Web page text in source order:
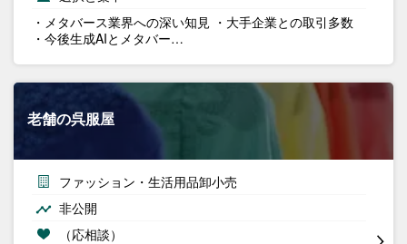
・メタバース業界への深い知見 ・大手企業との取引多数
・今後生成AIとメタバー…
老舗の呉服屋
ファッション・生活用品卸小売
非公開
（応相談）